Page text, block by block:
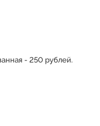
- 250 рублей.